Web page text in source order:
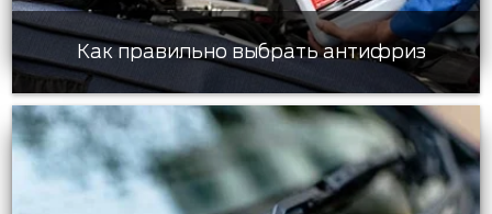
Как правильно выбрать антифриз